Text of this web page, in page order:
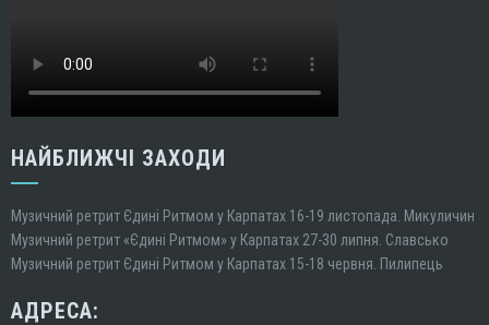
НАЙБЛИЖЧІ ЗАХОДИ
Музичний ретрит Єдині Ритмом у Карпатах 16-19 листопада. Микуличин
Музичний ретрит «Єдині Ритмом» у Карпатах 27-30 липня. Славсько
Музичний ретрит Єдині Ритмом у Карпатах 15-18 червня. Пилипець
АДРЕСА: